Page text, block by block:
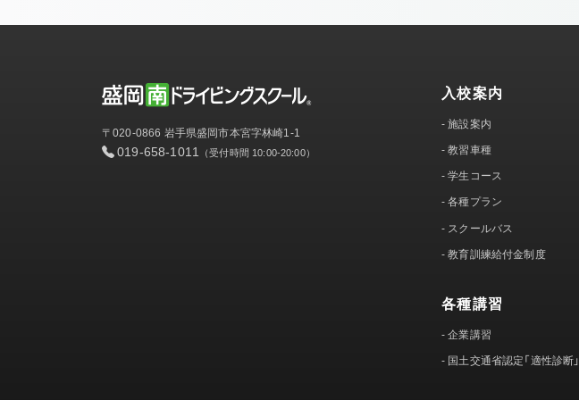
〒020-0866 岩手県盛岡市本宮字林崎1-1
019-658-1011 （受付時間 10:00-20:00）
入校案内
-施設案内
-教習車種
-学生コース
-各種プラン
- スクールバス
-教育訓練給付金制度
各種講習
-企業講習
- 国土交通省認定「適性診断」